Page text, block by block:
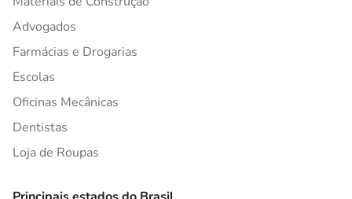
Advogados
Farmácias e Drogarias
Escolas
Oficinas Mecânicas
Dentistas
Loja de Roupas